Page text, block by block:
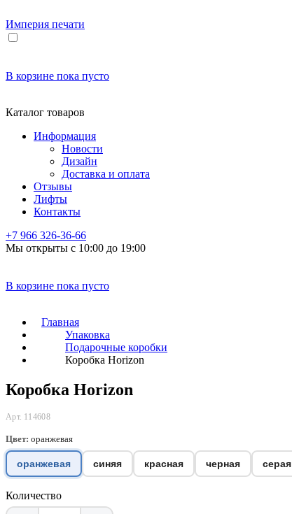
Империя печати
В корзине пока пусто
Каталог товаров
Информация
Новости
Дизайн
Доставка и оплата
Отзывы
Лифты
Контакты
+7 966 326-36-66
Мы открыты с 10:00 до 19:00
В корзине пока пусто
Главная
Упаковка
Подарочные коробки
Коробка Horizon
Коробка Horizon
Арт. 114608
Цвет: оранжевая
оранжевая синяя красная черная серая
Количество